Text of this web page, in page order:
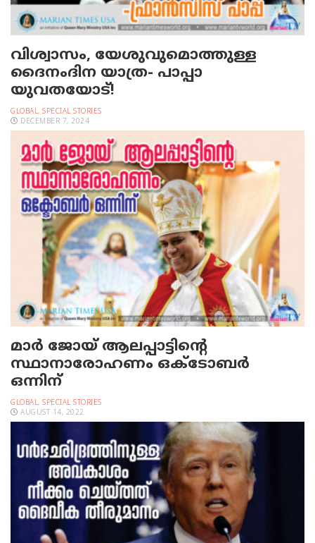
വിശ്വാസം, യേശുവുമൊത്തുള്ള
ദൈനംദിന യാത്ര- പാപ്പാ
യുവതയോട്!
GLOBAL, SPECIAL STORIES
DECEMBER 7, 2024
മാർ ജോയ് ആലപ്പാട്ടിന്റെ
സ്ഥാനാരോഹണം ഒക്ടോബർ
ഒന്നിന്
GLOBAL, SPECIAL STORIES
AUGUST 14, 2022